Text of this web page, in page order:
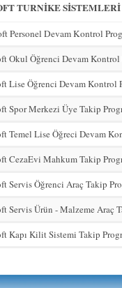
TURNİKE
Personel Devam Kontrol
Okul Öğrenci Devam Kontrol
Lise Öğrenci Devam Kontrol
Spor Merkezi Üye Takip
Temel Lise Öğreci Devam
CezaEvi Mahkum Takip
Servis Öğrenci Araç Takip
Servis Ürün - Malzeme Araç
Kapı Kilit Sistemi Takip